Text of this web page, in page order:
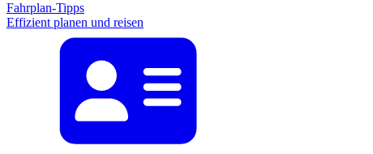
Fahrplan-Tipps
Effizient planen und reisen